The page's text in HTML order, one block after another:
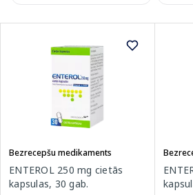
Bezrecepšu medikaments
ENTEROL 250 mg cietās
kapsulas, 30 gab.